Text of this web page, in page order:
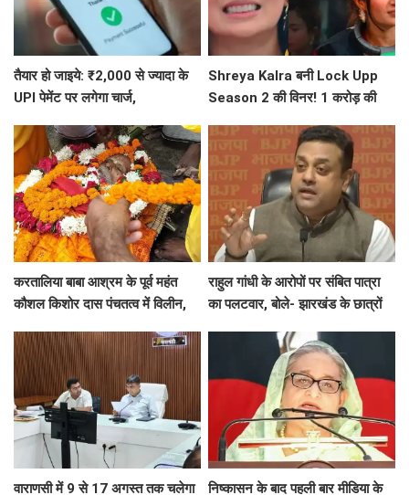
तैयार हो जाइये: ₹2,000 से ज्यादा के
UPI पेमेंट पर लगेगा चार्ज,
Shreya Kalra बनी Lock Upp
Season 2 की विनर! 1 करोड़ की
करतालिया बाबा आश्रम के पूर्व महंत
कौशल किशोर दास पंचतत्व में विलीन,
राहुल गांधी के आरोपों पर संबित पात्रा
का पलटवार, बोले- झारखंड के छात्रों
वाराणसी में 9 से 17 अगस्त तक चलेगा
निष्कासन के बाद पहली बार मीडिया के